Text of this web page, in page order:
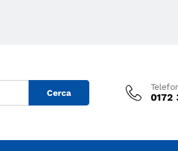
Cerca 0172